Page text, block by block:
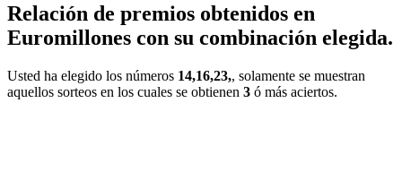
Relación de premios obtenidos en
Euromillones con su combinación elegida.
Usted ha elegido los números 14,16,23,, solamente se muestran
aquellos sorteos en los cuales se obtienen 3 ó más aciertos.